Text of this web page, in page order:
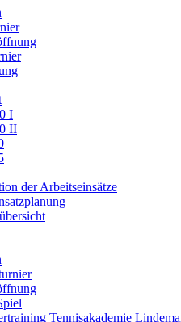
I
II
der Arbeitseinsätze
Tennisakademie